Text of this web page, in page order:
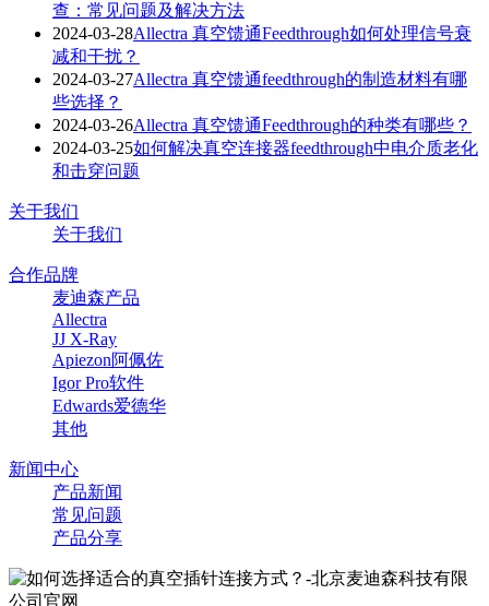
查：常见问题及解决方法
2024-03-28Allectra 真空馈通Feedthrough如何处理信号衰
减和干扰？
2024-03-27Allectra 真空馈通feedthrough的制造材料有哪
些选择？
2024-03-26Allectra 真空馈通Feedthrough的种类有哪些？
2024-03-25如何解决真空连接器feedthrough中电介质老化
和击穿问题
关于我们
关于我们
合作品牌
麦迪森产品
Allectra
JJ X-Ray
Apiezon阿佩佐
Igor Pro软件
Edwards爱德华
其他
新闻中心
产品新闻
常见问题
产品分享